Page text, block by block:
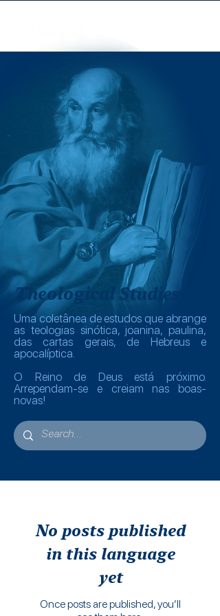
Theological Studies
Uma coletânea de estudos que abrange
as teologias sinótica, joanina, paulina,
das cartas gerais, de Hebreus e
apocalíptica.
O Reino de Deus está próximo.
Arrependam-se e creiam nas boas-
novas!
No posts published
in this language
yet
Once posts are published, you’ll